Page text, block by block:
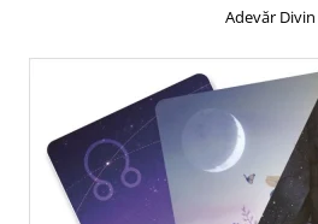
Seria Immanuel Velikovsky
Dezvăluiri
Extratereștrii
OZN
Transformare spirituală
Adevăr Divin